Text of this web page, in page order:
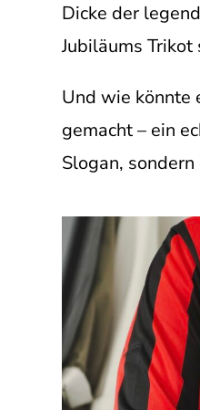
Dicke der
Jubiläums
Und wie könnte
gemacht – ein
Slogan,